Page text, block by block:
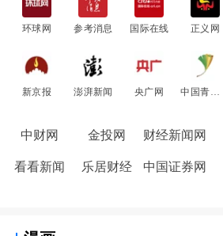
环球网 参考消息 国际在线 正义网
新京报 澎湃新闻 央广网
中财网 金投网 财经新闻网
看看新闻 乐居财经 中国证券网